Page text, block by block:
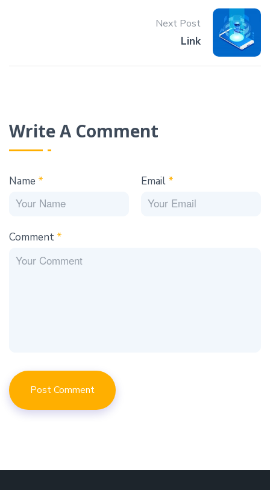
Next Post
Link
Write A Comment
Name * Email *
Comment *